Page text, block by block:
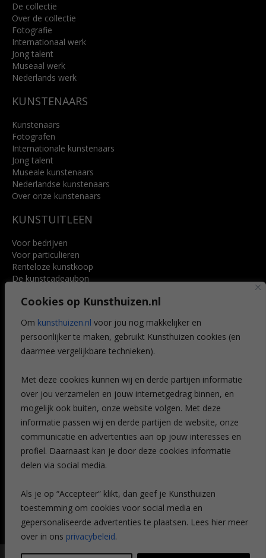
Cookies op Kunsthuizen.nl
Om kunsthuizen.nl voor jou nog makkelijker en
persoonlijker te maken, gebruikt Kunsthuizen cookies (en
daarmee vergelijkbare technieken).
Met deze cookies kunnen wij en derde partijen informatie
over jou verzamelen en jouw internetgedrag binnen, en
mogelijk ook buiten, onze website volgen. Met deze
informatie passen wij en derde partijen de website, onze
communicatie en advertenties aan op jouw interesses en
profiel. Daarnaast kan je door deze cookies informatie
delen via social media.
Als je op “Accepteer” klikt, dan geef je Kunsthuizen
toestemming om cookies voor social media en
gepersonaliseerde advertenties te plaatsen. Lees hier meer
over in ons privacybeleid.
De collectie
Over de collectie
Fotografie
Internationaal werk
Jong talent
Museaal werk
Nederlands werk
KUNSTENAARS
Kunstenaars
Fotografen
Internationale kunstenaars
Jong talent
Museale kunstenaars
Nederlandse kunstenaars
Over onze kunstenaars
KUNSTUITLEEN
Voor bedrijven
Voor particulieren
Renteloze kunstkoop
De kunstcadeaubon
Voordelen
Veelgestelde vragen
CONTACT
Leiden
Amsterdam
Breda
Favorieten
Mijn art alert
NIEUWSBRIEF